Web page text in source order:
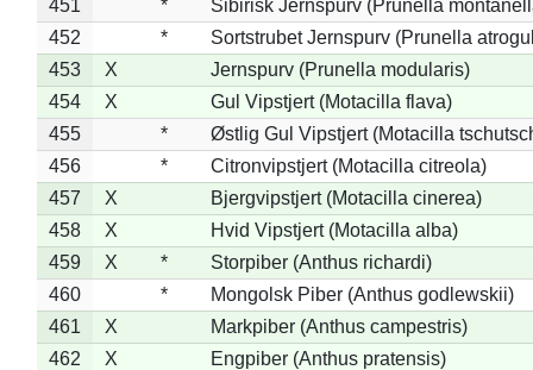
451
*
Sibirisk Jernspurv (Prunella
452
*
Sortstrubet Jernspurv (Prunella
453
X
Jernspurv (Prunella modularis)
454
X
Gul Vipstjert (Motacilla flava)
455
*
Østlig Gul Vipstjert (Motacilla
456
*
Citronvipstjert (Motacilla citreola)
457
X
Bjergvipstjert (Motacilla cinerea)
458
X
Hvid Vipstjert (Motacilla alba)
459
X *
Storpiber (Anthus richardi)
460
*
Mongolsk Piber (Anthus godlewskii)
461
X
Markpiber (Anthus campestris)
462
X
Engpiber (Anthus pratensis)